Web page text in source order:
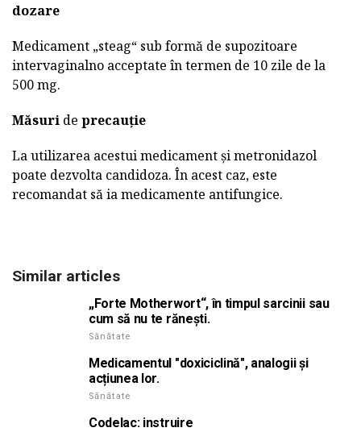
dozare
Medicament „steag“ sub formă de supozitoare
intervaginalno acceptate în termen de 10 zile de la
500 mg.
Măsuri de precauție
La utilizarea acestui medicament și metronidazol
poate dezvolta candidoza. În acest caz, este
recomandat să ia medicamente antifungice.
Similar articles
„Forte Motherwort“, în timpul sarcinii sau
cum să nu te rănești.
Sănătate
Medicamentul "doxiciclină", analogii și
acțiunea lor.
Sănătate
Codelac: instruire